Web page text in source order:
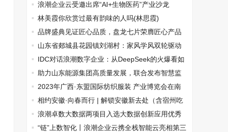
浪潮企业云受邀出席“AI+生物医药”产业沙龙
林美霞你欣赏过最有韵味的人吗(林思霞)
品牌盛典见证匠心品质，盘龙七片荣膺匠心产品
山东省郯城县花园镇刘湖村：家风学风双轮驱动
孕育人才济济新篇章
IDC对话浪潮数字企业：从DeepSeek的火爆看如
何加速企业AI大转型
助力山东能源集团高质量发展，联合发布智慧监
督云解决方案
2023年广西·东盟国际纺织服装 产业博览会在南
宁盛大开幕
相约安徽·向春而行 | 解锁安徽新去处（含宿州吃
住行攻略）
浪潮卓数大数据两项目入选大数据创新应用优秀
案例“链”上数智化丨浪潮企业云携全栈智能云亮相第三